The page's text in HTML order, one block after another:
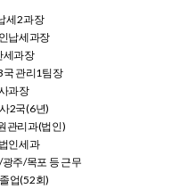
세2과장
납세과장
세과장
국 관리1팀장
과장
2국(6년)
관리과(법인)
인세과
주/목포 등 근무
업(52회)